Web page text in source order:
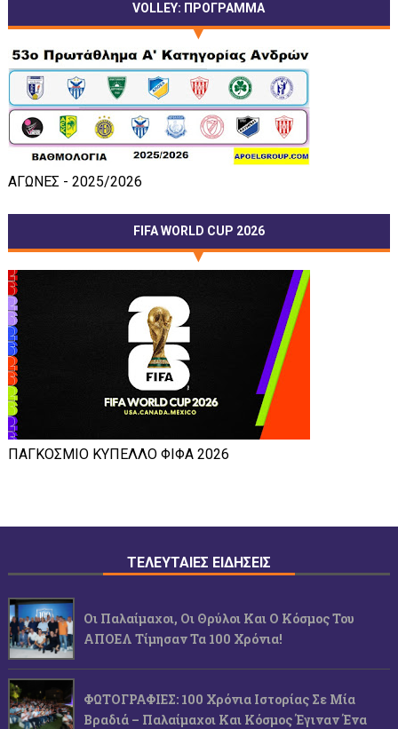
VOLLEY: ΠΡΟΓΡΑΜΜΑ
ΑΓΩΝΕΣ - 2025/2026
FIFA WORLD CUP 2026
ΠΑΓΚΟΣΜΙΟ ΚΥΠΕΛΛΟ ΦΙΦΑ 2026
ΤΕΛΕΥΤΑΙΕΣ ΕΙΔΗΣΕΙΣ
Οι Παλαίμαχοι, Οι Θρύλοι Και Ο Κόσμος Του
ΑΠΟΕΛ Τίμησαν Τα 100 Χρόνια!
ΦΩΤΟΓΡΑΦΙΕΣ: 100 Χρόνια Ιστορίας Σε Μία
Βραδιά – Παλαίμαχοι Και Κόσμος Έγιναν Ένα